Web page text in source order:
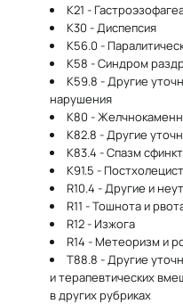
K21 -
K30 - Диспепсия
K56.0 -
K58 - Синдром
K59.8 - Другие
нарушения
K80 -
K82.8 - Другие
K83.4 - Спазм
K91.5 -
R10.4 - Другие и
R11 - Тошнота и
R12 - Изжога
R14 - Метеоризм и
T88.8 - Другие
и терапевтических
в других рубриках